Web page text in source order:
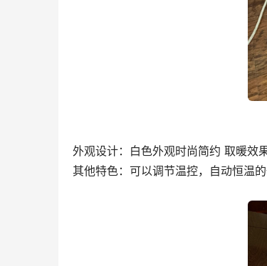
外观设计：白色外观时尚简约 取暖效
其他特色：可以调节温控，自动恒温